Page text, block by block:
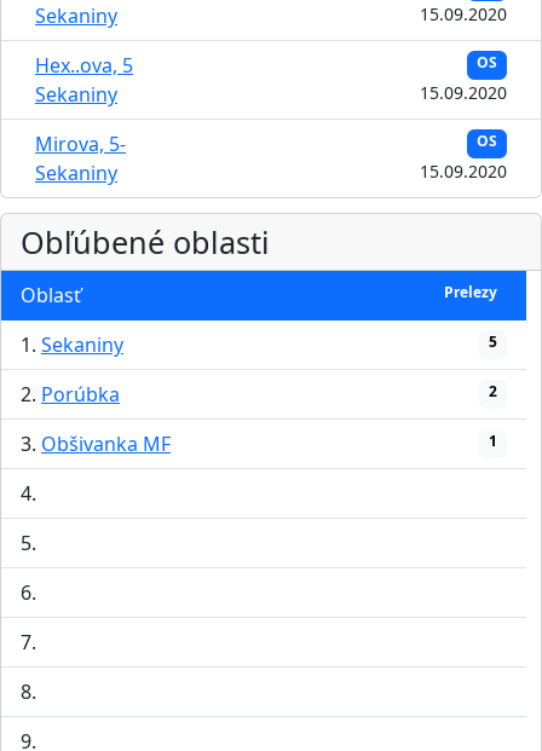
Sekaniny 15.09.2020
Hex..ova, 5 OS
Sekaniny 15.09.2020
Mirova, 5- OS
Sekaniny 15.09.2020
Obľúbené oblasti
Oblasť Prelezy
1. Sekaniny 5
2. Porúbka 2
3. Obšivanka MF 1
4.
5.
6.
7.
8.
9.